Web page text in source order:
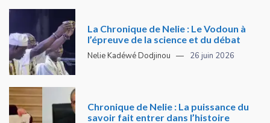
La Chronique de Nelie : Le Vodoun à
l’épreuve de la science et du débat
Nelie Kadéwé Dodjinou 26 juin 2026
Chronique de Nelie : La puissance du
savoir fait entrer dans l’histoire